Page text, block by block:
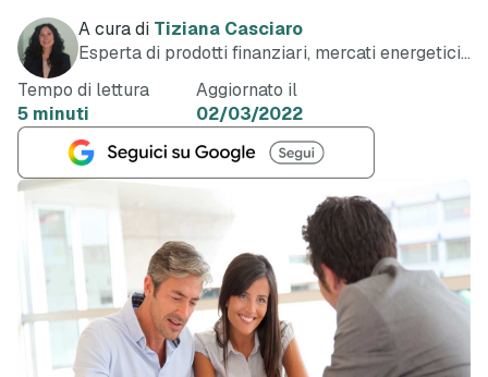
A cura di Tiziana Casciaro
Esperta di prodotti finanziari, mercati energetici
Tempo di lettura
5 minuti
Aggiornato il
02/03/2022